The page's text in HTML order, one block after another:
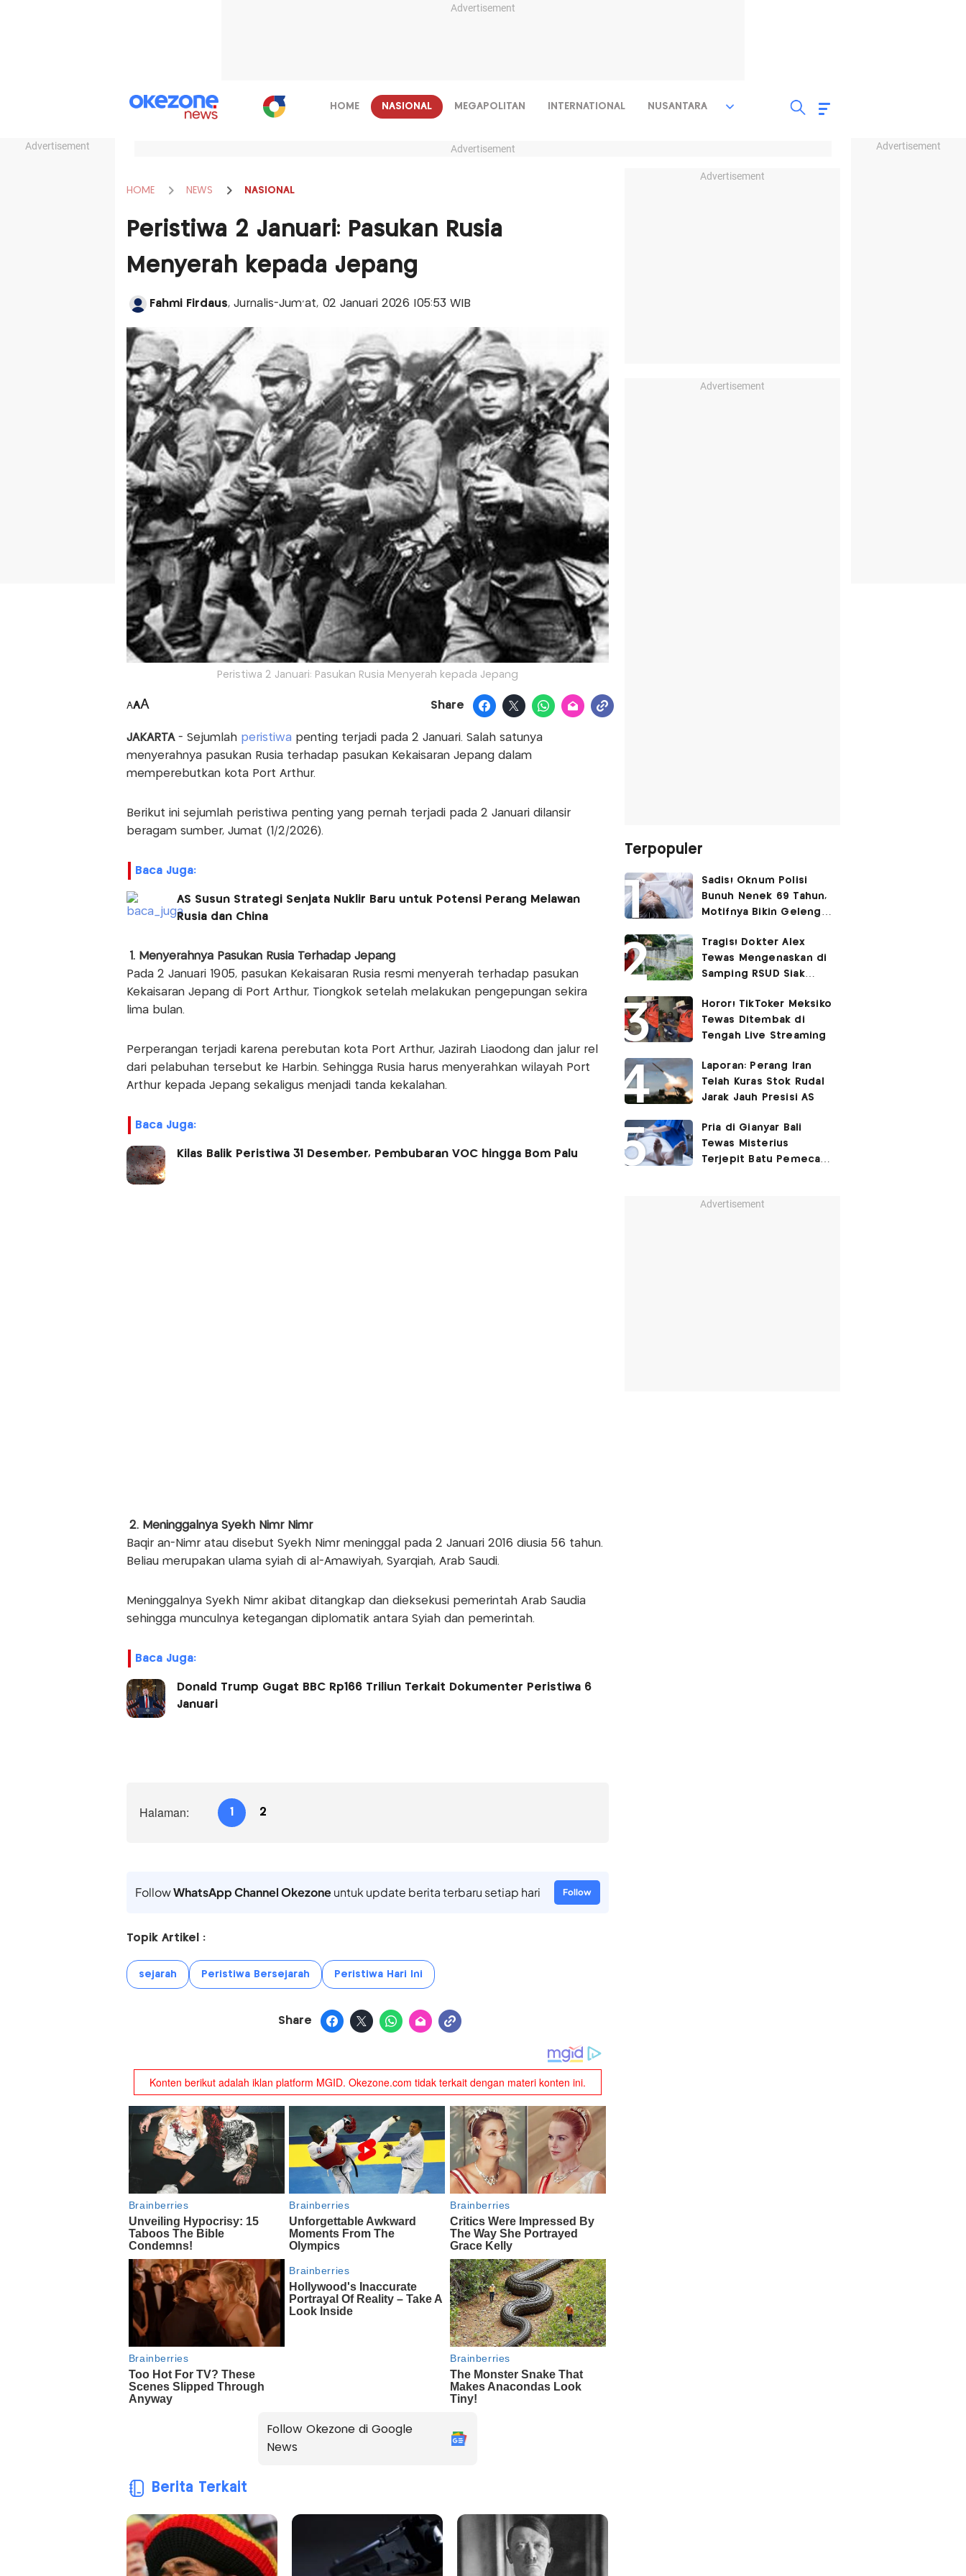
Advertisement
Advertisement Advertisement
HOME NASIONAL MEGAPOLITAN INTERNATIONAL NUSANTARA
Advertisement
HOME NEWS NASIONAL
Peristiwa 2 Januari: Pasukan Rusia
Menyerah kepada Jepang
Fahmi Firdaus, Jurnalis-Jum'at, 02 Januari 2026 |05:53 WIB
Peristiwa 2 Januari: Pasukan Rusia Menyerah kepada Jepang
AAA Share
JAKARTA- Sejumlah peristiwa penting terjadi pada 2 Januari. Salah satunya
menyerahnya pasukan Rusia terhadap pasukan Kekaisaran Jepang dalam
memperebutkan kota Port Arthur.
Berikut ini sejumlah peristiwa penting yang pernah terjadi pada 2 Januari dilansir
beragam sumber, Jumat (1/2/2026).
Baca Juga:
AS Susun Strategi Senjata Nuklir Baru untuk Potensi Perang Melawan
Rusia dan China
1. Menyerahnya Pasukan Rusia Terhadap Jepang
Pada 2 Januari 1905, pasukan Kekaisaran Rusia resmi menyerah terhadap pasukan
Kekaisaran Jepang di Port Arthur, Tiongkok setelah melakukan pengepungan sekira
lima bulan.
Perperangan terjadi karena perebutan kota Port Arthur, Jazirah Liaodong dan jalur rel
dari pelabuhan tersebut ke Harbin. Sehingga Rusia harus menyerahkan wilayah Port
Arthur kepada Jepang sekaligus menjadi tanda kekalahan.
Baca Juga:
Kilas Balik Peristiwa 31 Desember, Pembubaran VOC hingga Bom Palu
2. Meninggalnya Syekh Nimr Nimr
Baqir an-Nimr atau disebut Syekh Nimr meninggal pada 2 Januari 2016 diusia 56 tahun.
Beliau merupakan ulama syiah di al-Amawiyah, Syarqiah, Arab Saudi.
Meninggalnya Syekh Nimr akibat ditangkap dan dieksekusi pemerintah Arab Saudia
sehingga munculnya ketegangan diplomatik antara Syiah dan pemerintah.
Baca Juga:
Donald Trump Gugat BBC Rp166 Triliun Terkait Dokumenter Peristiwa 6
Januari
Halaman: 1 2
FollowWhatsApp Channel Okezoneuntuk update berita terbaru setiap hari Follow
Topik Artikel :
sejarah Peristiwa Bersejarah Peristiwa Hari Ini
Share
Follow Okezone di Google
News
Berita Terkait
Advertisement
Advertisement
Terpopuler
Sadis! Oknum Polisi
Bunuh Nenek 69 Tahun,
Motifnya Bikin Geleng
Tragis! Dokter Alex
Tewas Mengenaskan di
Samping RSUD Siak
Rocuronium
Horor! TikToker Meksiko
Tewas Ditembak di
Tengah Live Streaming
Laporan: Perang Iran
Telah Kuras Stok Rudal
Jarak Jauh Presisi AS
Pria di Gianyar Bali
Tewas Misterius
Terjepit Batu Pemecah
Advertisement